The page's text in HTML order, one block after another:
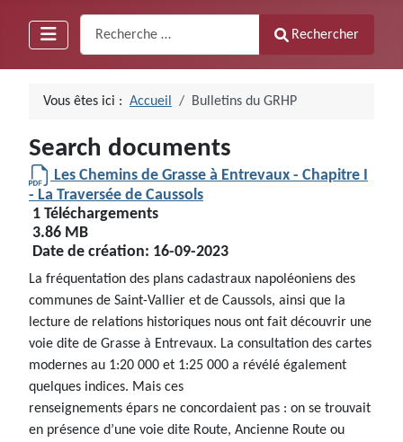
Rechercher
Vous êtes ici : Accueil Bulletins du GRHP
Search documents
Les Chemins de Grasse à Entrevaux - Chapitre I
- La Traversée de Caussols
1 Téléchargements
3.86 MB
Date de création: 16-09-2023
La fréquentation des plans cadastraux napoléoniens des
communes de Saint-Vallier et de Caussols, ainsi que la
lecture de relations historiques nous ont fait découvrir une
voie dite de Grasse à Entrevaux. La consultation des cartes
modernes au 1:20 000 et 1:25 000 a révélé également
quelques indices. Mais ces
renseignements épars ne concordaient pas : on se trouvait
en présence d’une voie dite Route, Ancienne Route ou